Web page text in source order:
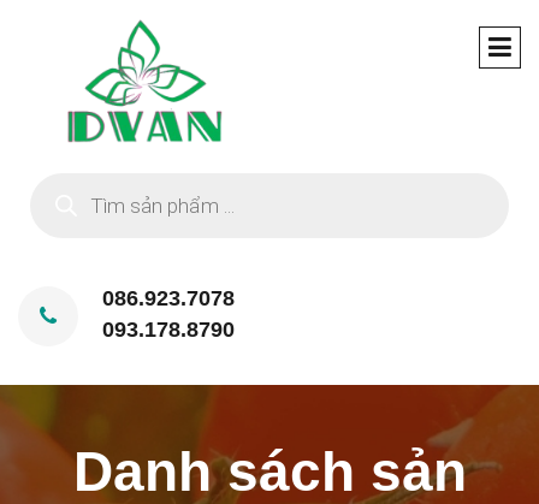
086.923.7078
093.178.8790
Danh sách sản